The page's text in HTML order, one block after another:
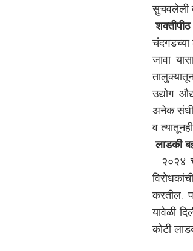
सुचवलेली
चंदगडच्या
जावा
उद्योग
अनेक संधी
व
लाडकी
२०२४
करतील.
यावेळी
कोटी